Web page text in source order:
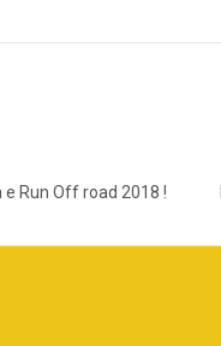
e Run Off road 2018 !